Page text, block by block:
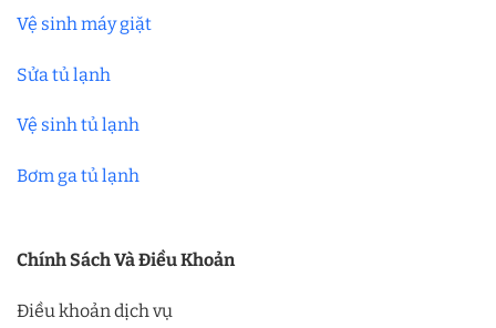
Vệ sinh máy giặt
Sửa tủ lạnh
Vệ sinh tủ lạnh
Bơm ga tủ lạnh
Chính Sách Và Điều Khoản
Điều khoản dịch vụ